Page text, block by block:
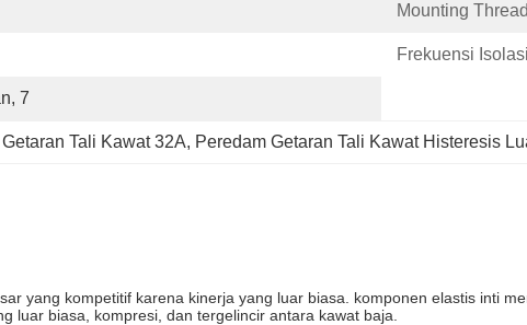
Mounting
Frekuensi
7
Tali Kawat 32A, Peredam Getaran Tali Kawat Histeresis
yang kompetitif karena kinerja yang luar biasa. komponen elastis inti
luar biasa, kompresi, dan tergelincir antara kawat baja.